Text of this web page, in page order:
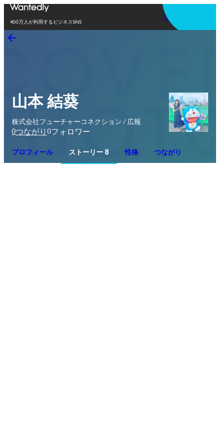
400万人が利用するビジネスSNS
アプリを使う
山本 結葵
株式会社フューチャーコネクション / 広報
0つながり 0フォロワー
プロフィール ストーリー 8 性格 つながり